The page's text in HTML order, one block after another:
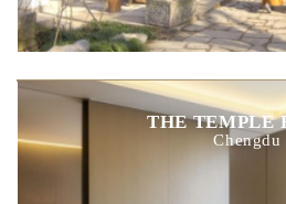
THE TEMPLE
Chengdu